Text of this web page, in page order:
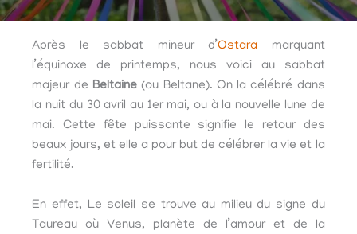
Après le sabbat mineur d’Ostara marquant
l’équinoxe de printemps, nous voici au sabbat
majeur de Beltaine(ou Beltane). On la célébré dans
la nuit du 30 avril au 1er mai, ou à la nouvelle lune de
mai. Cette fête puissante signifie le retour des
beaux jours, et elle a pour but de célébrer la vie et la
fertilité.
En effet, Le soleil se trouve au milieu du signe du
Taureau où Venus, planète de l’amour et de la